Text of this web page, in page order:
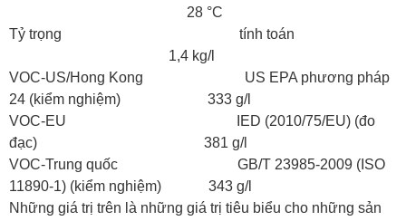
28 °C
Tỷ trọng tính toán
1,4 kg/l
VOC-US/Hong Kong US EPA phương pháp
24 (kiểm nghiệm) 333 g/l
VOC-EU IED (2010/75/EU) (đo
đạc) 381 g/l
VOC-Trung quốc GB/T 23985-2009 (ISO
11890-1) (kiểm nghiệm) 343 g/l
Những giá trị trên là những giá trị tiêu biểu cho những sản